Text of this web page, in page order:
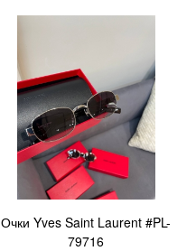
Очки Yves Saint Laurent #PL-
79716